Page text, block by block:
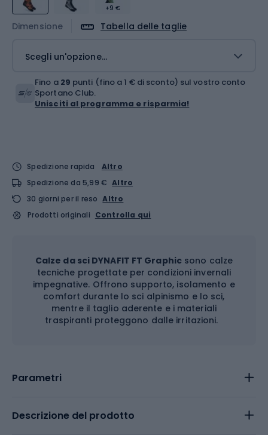
+9 €
Dimensione Tabella delle taglie
Scegli un'opzione...
Fino a 29 punti (fino a 1 € di sconto) sul vostro conto
Sportano Club.
Unisciti al programma e risparmia!
Spedizione rapida
Altro
Spedizione da 5,99 € Altro
30 giorni per il reso Altro
Prodotti originali Controlla qui
Calze da sci DYNAFIT FT Graphic sono calze
tecniche progettate per condizioni invernali
impegnative. Offrono supporto, isolamento e
comfort durante lo sci alpinismo e lo sci,
mentre il taglio aderente e i materiali
traspiranti proteggono dalle irritazioni.
Parametri
Descrizione del prodotto